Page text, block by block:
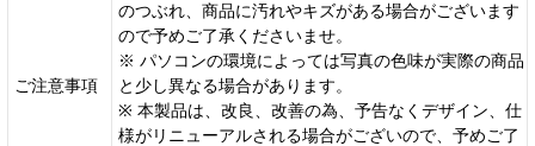
ご注意事項
のつぶれ、商品に汚れやキズがある場合がございます
ので予めご了承くださいませ。
※ パソコンの環境によっては写真の色味が実際の商品
と少し異なる場合があります。
※ 本製品は、改良、改善の為、予告なくデザイン、仕
様がリニューアルされる場合がございので、予めご了